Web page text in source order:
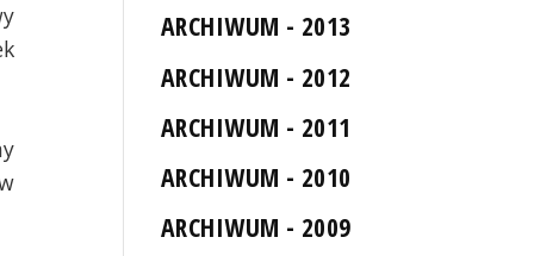
ARCHIWUM - 2013
ARCHIWUM - 2012
ARCHIWUM - 2011
ARCHIWUM - 2010
ARCHIWUM - 2009